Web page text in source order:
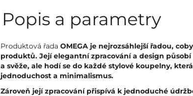
Popis a parametry
Produktová řada OMEGA je nejrozsáhlejší řadou,
produktů. Její elegantní zpracování a design
a svěže, ale hodí se do každé stylové koupelny,
jednoduchost a minimalismus.
Zároveň její zpracování přispívá k jednoduché